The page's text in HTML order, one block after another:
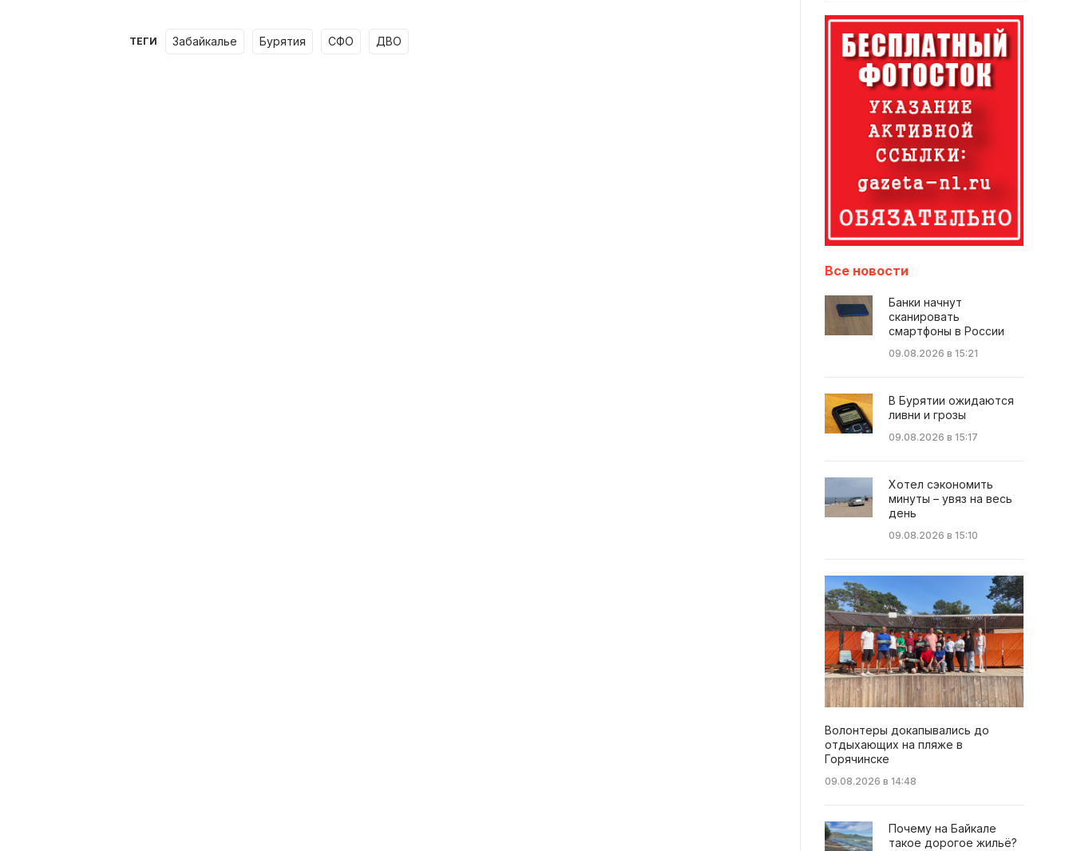
ТЕГИ Забайкалье Бурятия СФО ДВО
Все новости
Банки начнут
сканировать
смартфоны в России
09.08.2026 в 15:21
В Бурятии ожидаются
ливни и грозы
09.08.2026 в 15:17
Хотел сэкономить
минуты – увяз на весь
день
09.08.2026 в 15:10
Волонтеры докапывались до
отдыхающих на пляже в
Горячинске
09.08.2026 в 14:48
Почему на Байкале
такое дорогое жильё?